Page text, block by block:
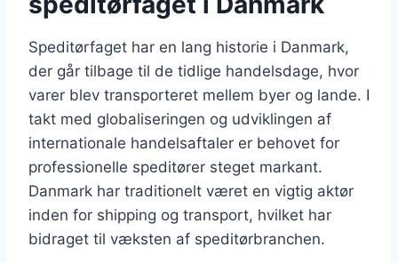
Speditørfaget har en lang historie i Danmark,
der går tilbage til de tidlige handelsdage, hvor
varer blev transporteret mellem byer og lande. I
takt med globaliseringen og udviklingen af
internationale handelsaftaler er behovet for
professionelle speditører steget markant.
Danmark har traditionelt været en vigtig aktør
inden for shipping og transport, hvilket har
bidraget til væksten af speditørbranchen.